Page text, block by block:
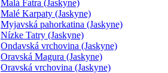
Malá Fatra (Jaskyne)
Malé Karpaty (Jaskyne)
Myjavská pahorkatina (Jaskyne)
Nízke Tatry (Jaskyne)
Ondavská vrchovina (Jaskyne)
Oravská Magura (Jaskyne)
Oravská vrchovina (Jaskyne)